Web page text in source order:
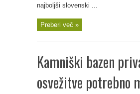
najboljši slovenski ...
Preberi več »
Kamniški bazen
osvežitve potrebno